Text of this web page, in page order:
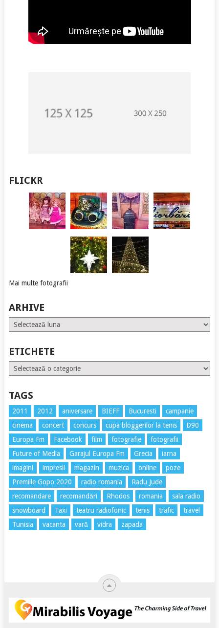
FLICKR
Mai multe fotografii
ARHIVE
Arhive
ETICHETE
Etichete
TAGS
2011 2012 aniversare BIEFF Bucuresti
campanie
cinema
concert concurs cupa bloggerilor la tenis
D90
Europa Fm
Facebook film fotografie
fotografii
Future of Media
Garajul Europa Fm Grecia
iarna
imagini
impresii magazin muzica online
poze
Premiile Gopo 2020
radio romania
Radu Jude
recomandare
recomandări Rhodos romania
sala radio
snowboard
Taxi teatru radiofonic tenis trafic
travel
Tunisia
vacanta vară vidra zapada